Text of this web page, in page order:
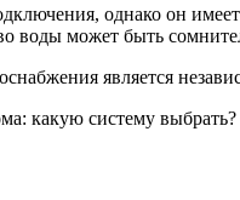
однако он
воды может быть
является